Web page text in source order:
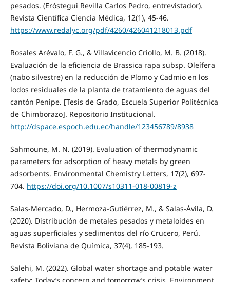
pesados. (Eróstegui Revilla Carlos Pedro, entrevistador).
Revista Científica Ciencia Médica, 12(1), 45-46.
https://www.redalyc.org/pdf/4260/426041218013.pdf
Rosales Arévalo, F. G., & Villavicencio Criollo, M. B. (2018).
Evaluación de la eficiencia de Brassica rapa subsp. Oleífera
(nabo silvestre) en la reducción de Plomo y Cadmio en los
lodos residuales de la planta de tratamiento de aguas del
cantón Penipe. [Tesis de Grado, Escuela Superior Politécnica
de Chimborazo]. Repositorio Institucional.
http://dspace.espoch.edu.ec/handle/123456789/8938
Sahmoune, M. N. (2019). Evaluation of thermodynamic
parameters for adsorption of heavy metals by green
adsorbents. Environmental Chemistry Letters, 17(2), 697-
704. https://doi.org/10.1007/s10311-018-00819-z
Salas-Mercado, D., Hermoza-Gutiérrez, M., & Salas-Ávila, D.
(2020). Distribución de metales pesados y metaloides en
aguas superficiales y sedimentos del río Crucero, Perú.
Revista Boliviana de Química, 37(4), 185-193.
Salehi, M. (2022). Global water shortage and potable water